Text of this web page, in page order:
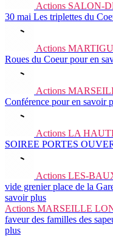
Actions SALON-
30 mai Les triplettes du
Actions
Roues du Coeur pour en
Actions
Conférence pour en savoir
Actions LA
SOIREE PORTES
Actions LES-
vide grenier place de la
savoir plus
Actions MARSEILLE
faveur des familles des
plus